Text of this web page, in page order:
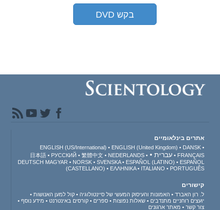
בקש DVD
אתרים בינלאומיים
ENGLISH (US/International) ENGLISH (United Kingdom)
DANSK
FRANÇAIS
עברית 日本語 РУССКИЙ 繁體中文
NEDERLANDS
DEUTSCH MAGYAR NORSK SVENSKA ESPAÑOL (LATINO)
ESPAÑOL
(CASTELLANO)
ΕΛΛΗΝΙΚA ITALIANO PORTUGUÊS
קישורים
ל. רון האברד האמונות והעיסוק המעשי של סיינטולוגיה
קול למען האנושות
יועצים רוחניים מתנדבים
שאלות נפוצות ספרים קורסים באינטרנט
מידע נוסף
צור קשר
מאתר ארגונים